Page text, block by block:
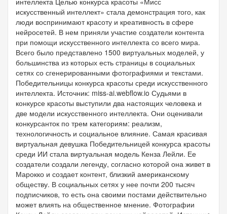
искусственный интеллект» стала демонстрация того, как
люди воспринимают красоту и креативность в сфере
нейросетей. В нем приняли участие создатели контента
при помощи искусственного интеллекта со всего мира.
Всего было представлено 1500 виртуальных моделей, у
большинства из которых есть страницы в социальных
сетях со сгенерированными фотографиями и текстами.
Победительницы конкурса красоты среди искусственного
интеллекта. Источник: miss-ai.webflow.io Судьями в
конкурсе красоты выступили два настоящих человека и
две модели искусственного интеллекта. Они оценивали
конкурсанток по трем категориям: реализм,
технологичность и социальное влияние. Самая красивая
виртуальная девушка Победительницей конкурса красоты
среди ИИ стала виртуальная модель Кенза Лейли. Ее
создатели создали легенду, согласно которой она живет в
Марокко и создает контент, близкий американскому
обществу. В социальных сетях у нее почти 200 тысяч
подписчиков, то есть она своими постами действительно
может влиять на общественное мнение. Фотографии